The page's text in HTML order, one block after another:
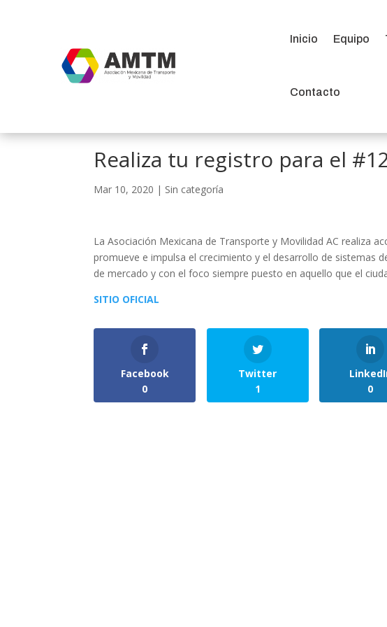
Inicio Equipo
Contacto
Realiza tu registro para el
Mar 10, 2020 | Sin categoría
La Asociación Mexicana de Transporte y Movilidad AC realiza
promueve e impulsa el crecimiento y el desarrollo de sistemas
de mercado y con el foco siempre puesto en aquello que el
SITIO OFICIAL
Facebook
0
Twitter
1
0